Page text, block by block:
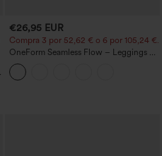
€26,95 EUR
Compra 3 por 52,62 € o 6 por 105,24 €.
OneForm Seamless Flow – Leggings de
yoga sin costuras, tiro medio, control de
abdomen y realce de glúteos